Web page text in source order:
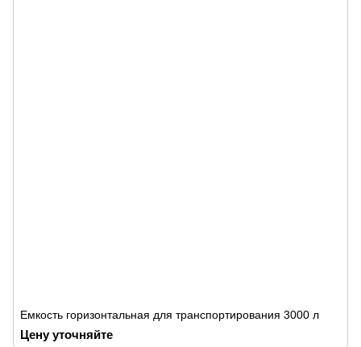
Емкость горизонтальная для транспортирования 3000 л
Цену уточняйте